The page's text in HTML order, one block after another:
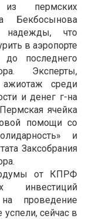
из пермских
Бекбосынова
надежды, что
в аэропорте
последнего
Эксперты,
среди
и денег г-на
ячейка
помощи со
и
Заксобрания
от КПРФ
инвестиций
проведение
сейчас в